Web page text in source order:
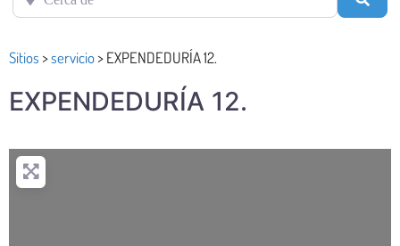
Sitios >servicio>EXPENDEDURÍA 12.
EXPENDEDURÍA 12.